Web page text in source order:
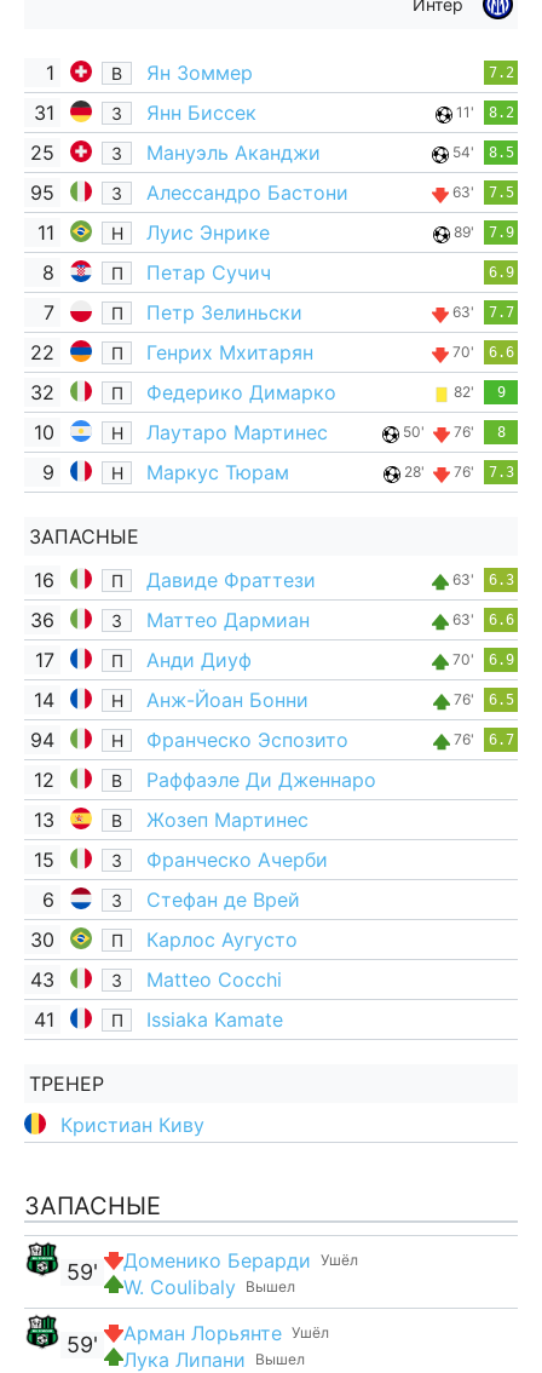
Интер
1 В Ян Зоммер 7.2
31 З Янн Биссек 11' 8.2
25 З Мануэль Аканджи 54' 8.5
95 З Алессандро Бастони 63' 7.5
11 Н Луис Энрике 89' 7.9
8 П Петар Сучич 6.9
7 П Петр Зелиньски 63' 7.7
22 П Генрих Мхитарян 70' 6.6
32 П Федерико Димарко 82' 9
10 Н Лаутаро Мартинес 50' 76' 8
9 Н Маркус Тюрам 28' 76' 7.3
ЗАПАСНЫЕ
16
П Давиде Фраттези 63' 6.3
36 З Маттео Дармиан 63' 6.6
17 П Анди Диуф 70' 6.9
14 Н Анж-Йоан Бонни 76' 6.5
94 Н Франческо Эспозито 76' 6.7
12 В
Раффаэле Ди Дженнаро
13
В
Жозеп Мартинес
15
З
Франческо Ачерби
6
З
Стефан де Врей
30
П
Карлос Аугусто
43
З
Matteo Cocchi
41
П Issiaka Kamate
ТРЕНЕР
Кристиан Киву
ЗАПАСНЫЕ
Ушёл
Доменико Берарди
Вышел
W. Coulibaly
59'
Ушёл
Арман Лорьянте
Вышел
Лука Липани
59'